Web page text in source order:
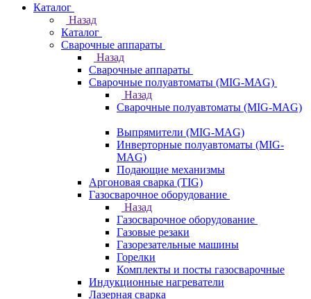
Каталог
Назад
Каталог
Сварочные аппараты
Назад
Сварочные аппараты
Сварочные полуавтоматы (MIG-MAG)
Назад
Сварочные полуавтоматы (MIG-MAG)
Выпрямители (MIG-MAG)
Инверторные полуавтоматы (MIG-
MAG)
Подающие механизмы
Аргоновая сварка (TIG)
Газосварочное оборудование
Назад
Газосварочное оборудование
Газовые резаки
Газорезательные машины
Горелки
Комплекты и посты газосварочные
Индукционные нагреватели
Лазерная сварка